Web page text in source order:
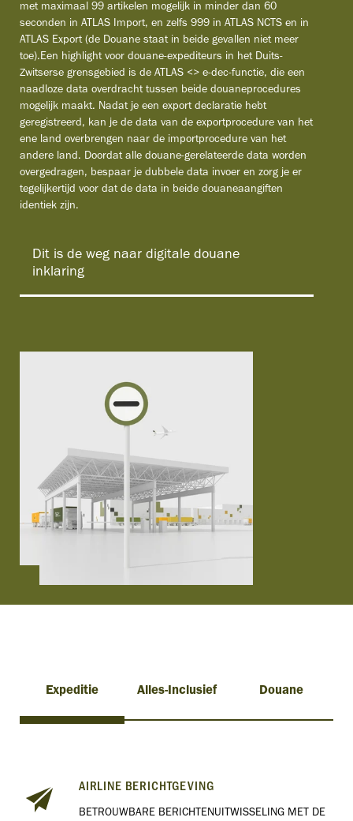
met maximaal 99 artikelen mogelijk in minder dan 60
seconden in ATLAS Import, en zelfs 999 in ATLAS NCTS en in
ATLAS Export (de Douane staat in beide gevallen niet meer
toe).Een highlight voor douane-expediteurs in het Duits-
Zwitserse grensgebied is de ATLAS <> e-dec-functie, die een
naadloze data overdracht tussen beide douaneprocedures
mogelijk maakt. Nadat je een export declaratie hebt
geregistreerd, kan je de data van de exportprocedure van het
ene land overbrengen naar de importprocedure van het
andere land. Doordat alle douane-gerelateerde data worden
overgedragen, bespaar je dubbele data invoer en zorg je er
tegelijkertijd voor dat de data in beide douaneaangiften
identiek zijn.
Dit is de weg naar digitale douane
inklaring
Expeditie Alles-Inclusief Douane
AIRLINE BERICHTGEVING
BETROUWBARE BERICHTENUITWISSELING MET DE